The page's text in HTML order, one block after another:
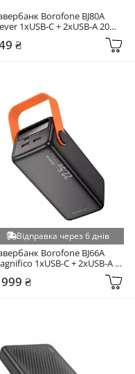
Borofone BJ80A
1xUSB-C + 2xUSB-A 20W
₴
Відправка через 6 днів
Borofone BJ66A
1xUSB-C + 2xUSB-A
₴